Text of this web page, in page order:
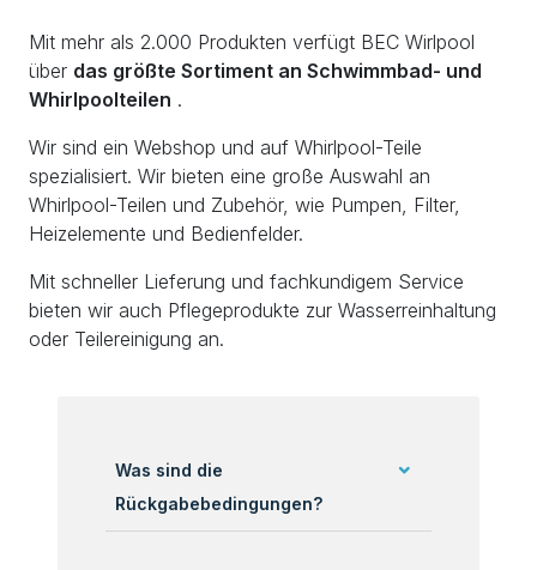
Mit mehr als 2.000 Produkten verfügt BEC Wirlpool
über das größte Sortiment an Schwimmbad- und
Whirlpoolteilen .
Wir sind ein Webshop und auf Whirlpool-Teile
spezialisiert. Wir bieten eine große Auswahl an
Whirlpool-Teilen und Zubehör, wie Pumpen, Filter,
Heizelemente und Bedienfelder.
Mit schneller Lieferung und fachkundigem Service
bieten wir auch Pflegeprodukte zur Wasserreinhaltung
oder Teilereinigung an.
Was sind die
Rückgabebedingungen?